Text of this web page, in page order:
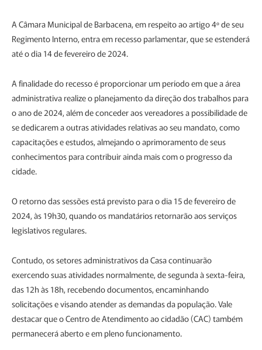
A Câmara Municipal de Barbacena, em respeito ao artigo 4º de seu
Regimento Interno, entra em recesso parlamentar, que se estenderá
até o dia 14 de fevereiro de 2024.
A finalidade do recesso é proporcionar um período em que a área
administrativa realize o planejamento da direção dos trabalhos para
o ano de 2024, além de conceder aos vereadores a possibilidade de
se dedicarem a outras atividades relativas ao seu mandato, como
capacitações e estudos, almejando o aprimoramento de seus
conhecimentos para contribuir ainda mais com o progresso da
cidade.
O retorno das sessões está previsto para o dia 15 de fevereiro de
2024, às 19h30, quando os mandatários retornarão aos serviços
legislativos regulares.
Contudo, os setores administrativos da Casa continuarão
exercendo suas atividades normalmente, de segunda à sexta-feira,
das 12h às 18h, recebendo documentos, encaminhando
solicitações e visando atender as demandas da população. Vale
destacar que o Centro de Atendimento ao cidadão (CAC) também
permanecerá aberto e em pleno funcionamento.